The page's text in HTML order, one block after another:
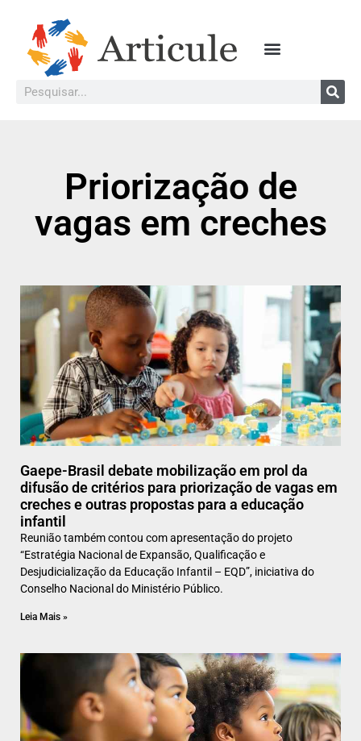
Priorização de
vagas em creches
Gaepe-Brasil debate mobilização em prol da
difusão de critérios para priorização de vagas em
creches e outras propostas para a educação
infantil
Reunião também contou com apresentação do projeto
“Estratégia Nacional de Expansão, Qualificação e
Desjudicialização da Educação Infantil – EQD”, iniciativa do
Conselho Nacional do Ministério Público.
Leia Mais »